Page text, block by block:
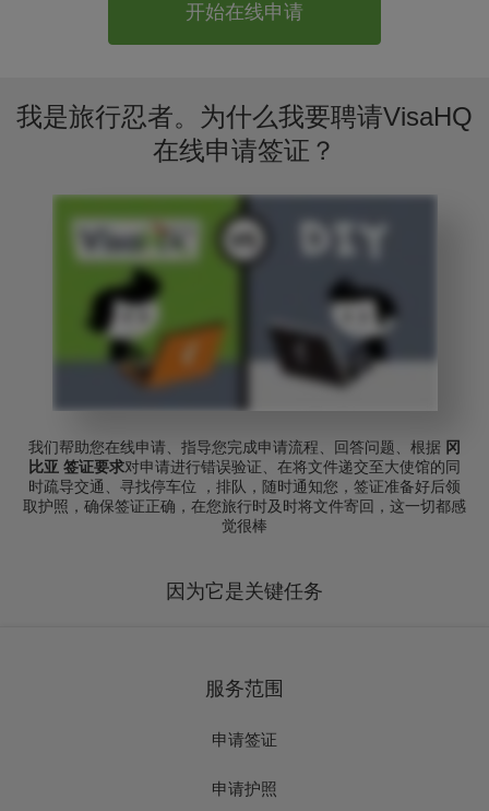
开始在线申请
我是旅行忍者。为什么我要聘请VisaHQ
在线申请签证？
我们帮助您在线申请、指导您完成申请流程、回答问题、根据 冈
比亚 签证要求对申请进行错误验证、在将文件递交至大使馆的同
时疏导交通、寻找停车位 ，排队，随时通知您，签证准备好后领
取护照，确保签证正确，在您旅行时及时将文件寄回，这一切都感
觉很棒
因为它是关键任务
服务范围
申请签证
申请护照